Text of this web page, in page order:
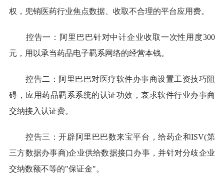
权，兜销医药行业焦点数据、收取不合理的平台应用费。
控告一：阿里巴巴针对中计企业收取一次性用度300
元，用以承当药品电子羁系网络的经营本钱。
控告二：阿里巴巴对医疗软件办事商设置工资技巧阻
碍，应用药品羁系系统的认证功效，哀求软件行业办事商
交纳接入认证费。
控告三：开辟阿里巴巴数来宝平台，给药企和ISV(第
三方数据办事商)企业供给数据接口办事，并针对分歧企业
交纳数额不等的"保证金"。